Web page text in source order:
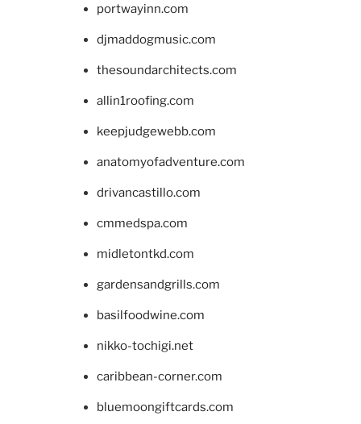
portwayinn.com
djmaddogmusic.com
thesoundarchitects.com
allin1roofing.com
keepjudgewebb.com
anatomyofadventure.com
drivancastillo.com
cmmedspa.com
midletontkd.com
gardensandgrills.com
basilfoodwine.com
nikko-tochigi.net
caribbean-corner.com
bluemoongiftcards.com